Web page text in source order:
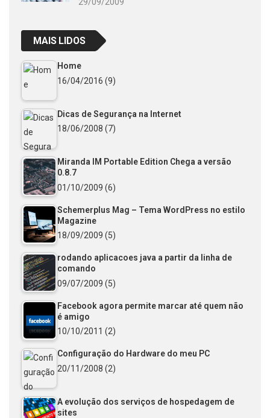
MAIS LIDOS
Home
16/04/2016 (9)
Dicas de Segurança na Internet
18/06/2008 (7)
Miranda IM Portable Edition Chega a versão
0.8.7
01/10/2009 (6)
Schemerplus Mag – Tema WordPress no estilo
Magazine
18/09/2009 (5)
rodando aplicacoes java a partir da linha de
comando
09/07/2009 (5)
Facebook agora permite marcar até quem não
é amigo
10/10/2011 (2)
Configuração do Hardware do meu PC
20/11/2008 (2)
A evolução dos serviços de hospedagem de
sites